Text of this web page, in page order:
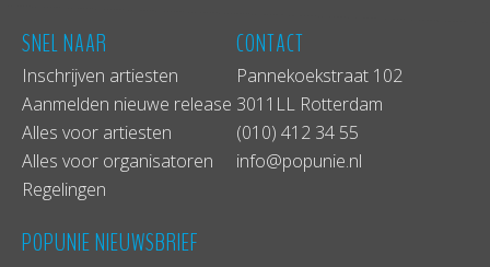
SNEL NAAR
Inschrijven artiesten
Aanmelden nieuwe release
Alles voor artiesten
Alles voor organisatoren
Regelingen
CONTACT
Pannekoekstraat 102
3011LL Rotterdam
(010) 412 34 55
info@popunie.nl
POPUNIE NIEUWSBRIEF